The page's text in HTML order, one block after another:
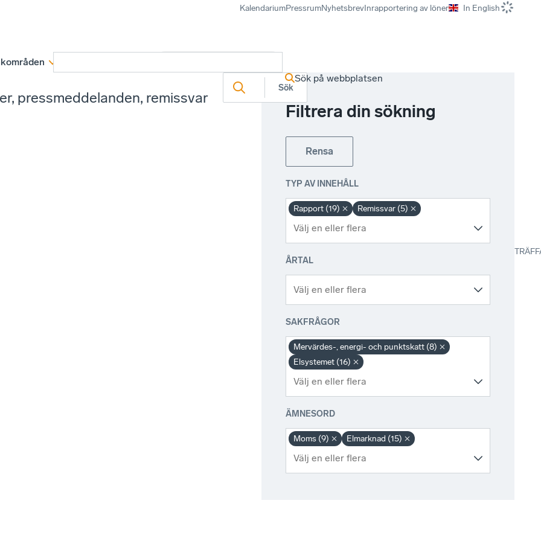
KalendariumPressrumNyhetsbrevInrapportering av löner In English
Sök på webbplatsen
pressmeddelanden, remissvar
Filtrera din sökning
Rensa
TYP AV INNEHÅLL
Rapport (19) Remissvar (5)
ÅRTAL
SAKFRÅGOR
Mervärdes-, energi- och punktskatt (8)
Elsystemet (16)
ÄMNESORD
Moms (9) Elmarknad (15)
Sök